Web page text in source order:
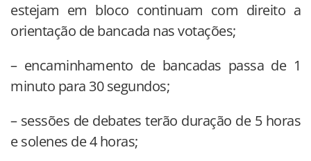
estejam em bloco continuam com direito a
orientação de bancada nas votações;
– encaminhamento de bancadas passa de 1
minuto para 30 segundos;
– sessões de debates terão duração de 5 horas
e solenes de 4 horas;